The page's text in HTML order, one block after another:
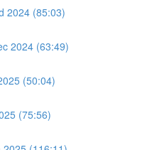
2024 (85:03)
2024 (63:49)
(50:04)
(75:56)